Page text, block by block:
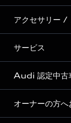
Audi Sport
Formula 1®
デジタルサービス
新車在庫検索
試乗車・展示車検
見積り依頼
試乗予約
モデル一覧
特別仕様モデル /
e-tronラインアッ
価格シミュレーシ
車両比較
アクセサリー /
純正アクセサリー
オンラインショッ
Audi collection
アウディナビアプ
サービス
サービス入庫予約
サービスプログラム
メンテナンス
Audi 認定中古
Audi認定中古車
オーナーの方へ